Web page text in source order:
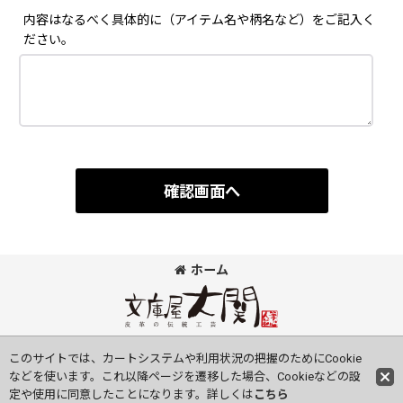
内容はなるべく具体的に（アイテム名や柄名など）をご記入く
ださい。
確認画面へ
ホーム
このサイトでは、カートシステムや利用状況の把握のためにCookie
などを使います。これ以降ページを遷移した場合、Cookieなどの設
定や使用に同意したことになります。詳しくは こちら